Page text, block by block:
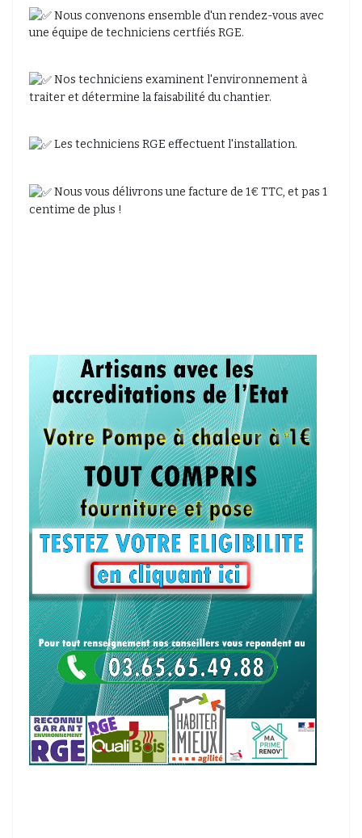
Nous convenons ensemble d'un rendez-vous avec
une équipe de techniciens certfiés RGE.
Nos techniciens examinent l'environnement à
traiter et détermine la faisabilité du chantier.
Les techniciens RGE effectuent l'installation.
Nous vous délivrons une facture de 1€ TTC, et pas 1
centime de plus !